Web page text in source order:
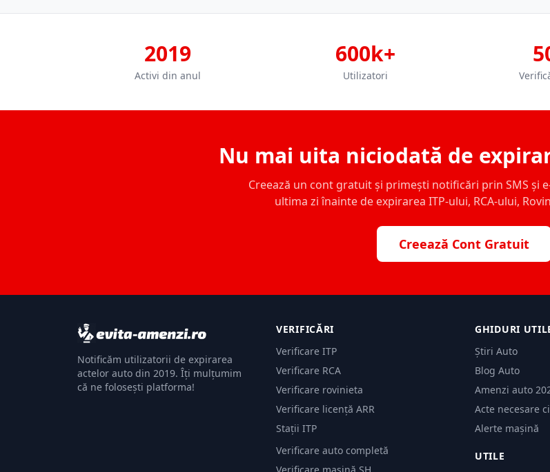
2019
Activi din anul
600k+
Utilizatori
Nu mai uita niciodată de
Creează un cont gratuit și primești notificări prin SMS și
ultima zi înainte de expirarea ITP-ului, RCA-ului,
Creează Cont Gratuit
Notificăm utilizatorii de expirarea
actelor auto din 2019. Îți mulțumim
că ne folosești platforma!
VERIFICĂRI
Verificare ITP
Verificare RCA
Verificare rovinieta
Verificare licență ARR
Stații ITP
Verificare auto completă
GHIDURI
Știri Auto
Blog Auto
Amenzi auto
Acte necesare
Alerte mașină
UTILE